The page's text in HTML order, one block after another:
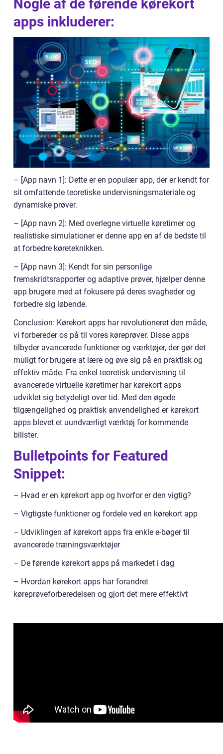
Nogle af de førende kørekort
apps inkluderer:
– [App navn 1]: Dette er en populær app, der er kendt for
sit omfattende teoretiske undervisningsmateriale og
dynamiske prøver.
– [App navn 2]: Med overlegne virtuelle køretimer og
realistiske simulationer er denne app en af de bedste til
at forbedre køreteknikken.
– [App navn 3]: Kendt for sin personlige
fremskridtsrapporter og adaptive prøver, hjælper denne
app brugere med at fokusere på deres svagheder og
forbedre sig løbende.
Conclusion: Kørekort apps har revolutioneret den måde,
vi forbereder os på til vores køreprøver. Disse apps
tilbyder avancerede funktioner og værktøjer, der gør det
muligt for brugere at lære og øve sig på en praktisk og
effektiv måde. Fra enkel teoretisk undervisning til
avancerede virtuelle køretimer har kørekort apps
udviklet sig betydeligt over tid. Med den øgede
tilgængelighed og praktisk anvendelighed er kørekort
apps blevet et uundværligt værktøj for kommende
bilister.
Bulletpoints for Featured
Snippet:
– Hvad er en kørekort app og hvorfor er den vigtig?
– Vigtigste funktioner og fordele ved en kørekort app
– Udviklingen af kørekort apps fra enkle e-bøger til
avancerede træningsværktøjer
– De førende kørekort apps på markedet i dag
– Hvordan kørekort apps har forandret
køreprøveforberedelsen og gjort det mere effektivt